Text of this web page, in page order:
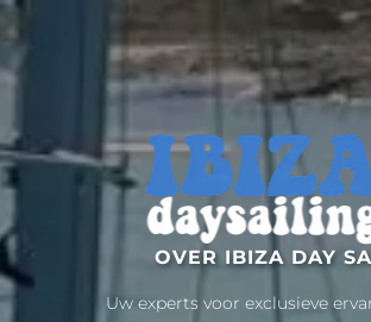
OVER IBIZA DAY
Uw experts voor exclusieve